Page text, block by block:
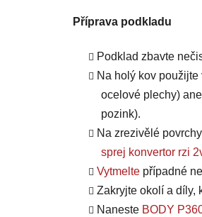
Příprava podkladu
Podklad zbavte
Na holý kov
ocelové plechy)
pozink).
Na zrezivělé
sprej konvertor rzi
Vytmelte případné
Zakryjte okolí a díly,
Naneste BODY